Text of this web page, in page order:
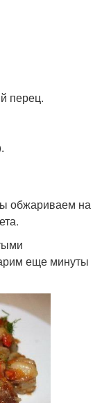
перец.
обжариваем на
еще минуты